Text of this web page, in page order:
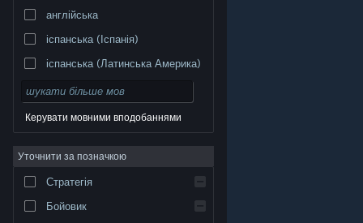
© Valve Corporation. Усі права захищено. Усі
Юридична інформація
підписника Steam
cookie
англійська
іспанська (Іспанія)
іспанська (Латинська Америка)
Керувати мовними вподобаннями
Уточнити за позначкою
Стратегія
Бойовик